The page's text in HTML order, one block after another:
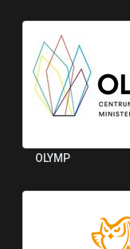
OLYMP